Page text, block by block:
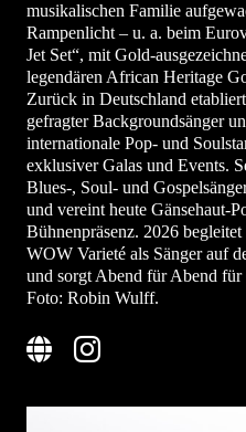
musikalischen Familie
Rampenlicht – u. a. beim
Jet Set“, mit Gold-
legendären African Heritage
Zurück in Deutschland
gefragter Backgroundsänger
internationale Pop- und
exklusiver Galas und Events.
Blues-, Soul- und
und vereint heute Gänsehaut-
Bühnenpräsenz. 2026
WOW Varieté als Sänger auf
und sorgt Abend für Abend
Foto: Robin Wulff.